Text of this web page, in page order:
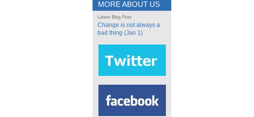
MORE ABOUT US
Latest Blog Post
Change is not always a
bad thing (Jan 1)